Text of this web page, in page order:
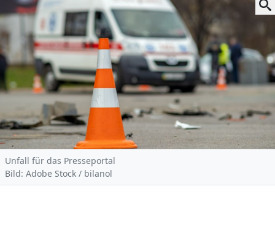
Unfall für das Presseportal
Bild: Adobe Stock / bilanol